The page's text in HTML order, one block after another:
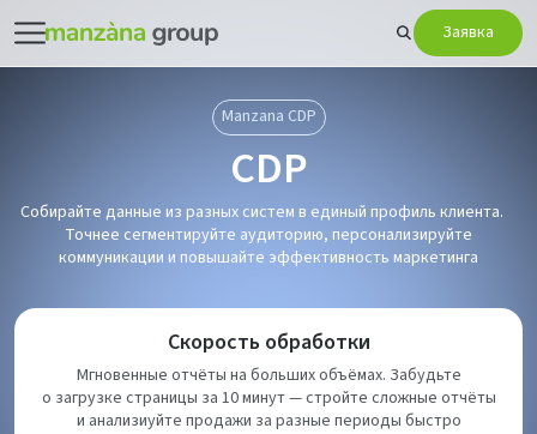
Заявка
Manzana CDP
CDP
Собирайте данные из разных систем в единый профиль клиента.
Точнее сегментируйте аудиторию, персонализируйте
коммуникации и повышайте эффективность маркетинга
Скорость обработки
Мгновенные отчёты на больших объёмах. Забудьте
о загрузке страницы за 10 минут — стройте сложные отчёты
и анализиуйте продажи за разные периоды быстро